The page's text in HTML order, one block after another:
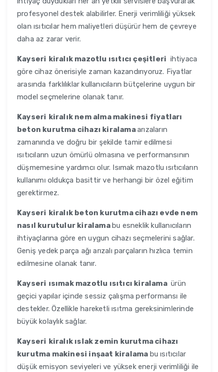
profesyonel destek alabilirler. Enerji verimliliği yüksek
olan ısıtıcılar hem maliyetleri düşürür hem de çevreye
daha az zarar verir.
Kayseri kiralık mazotlu ısıtıcı çeşitleri ihtiyaca
göre cihaz önerisiyle zaman kazandırıyoruz. Fiyatlar
arasında farklılıklar kullanıcıların bütçelerine uygun bir
model seçmelerine olanak tanır.
Kayseri kiralık nem alma makinesi fiyatları
beton kurutma cihazı kiralamaarızaların
zamanında ve doğru bir şekilde tamir edilmesi
ısıtıcıların uzun ömürlü olmasına ve performansının
düşmemesine yardımcı olur. Isımak mazotlu ısıtıcıların
kullanımı oldukça basittir ve herhangi bir özel eğitim
gerektirmez.
Kayseri kiralık beton kurutma cihazı evde nem
nasıl kurutulur kiralamabu esneklik kullanıcıların
ihtiyaçlarına göre en uygun cihazı seçmelerini sağlar.
Geniş yedek parça ağı arızalı parçaların hızlıca temin
edilmesine olanak tanır.
Kayseri ısımak mazotlu ısıtıcı kiralama ürün
geçici yapılar içinde sessiz çalışma performansı ile
destekler. Özellikle hareketli ısıtma gereksinimlerinde
büyük kolaylık sağlar.
Kayseri kiralık ıslak zemin kurutma cihazı
kurutma makinesi inşaat kiralama bu ısıtıcılar
düşük emisyon seviyeleri ve yüksek enerji verimliliği ile